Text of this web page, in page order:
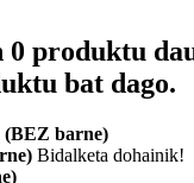
0 produktu
bat dago.
barne)
Bidalketa dohainik!